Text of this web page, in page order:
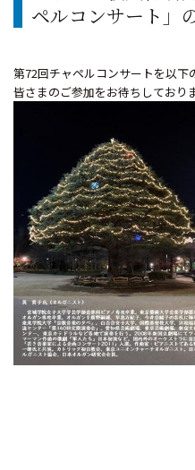
ペルコンサート」
第72回チャペルコンサートを以下
皆さまのご参加をお待ちしておりま